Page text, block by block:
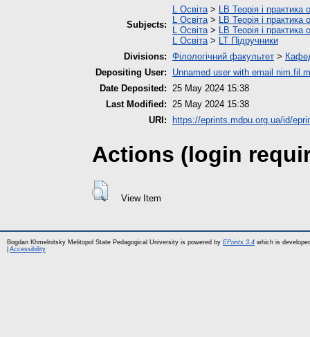
Subjects:
L Освіта> LB Теорія і практика
L Освіта> LB Теорія і практика
L Освіта> LB Теорія і практика
L Освіта> LT Підручники
Divisions: Філологічний факультет >
Depositing User:
Unnamed user with email
Date Deposited: 25 May 2024 15:38
Last Modified: 25 May 2024 15:38
URI:
https://eprints.mdpu.org.ua/id/
Actions (login
View Item
Bogdan Khmelnitsky Melitopol State Pedagogical University is powered by EPrints 3.4 which is
Accessibility